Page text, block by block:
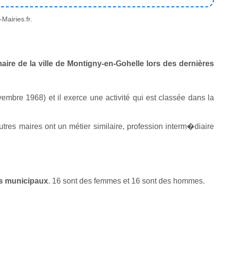
de la ville de Montigny-en-Gohelle lors des dernières
1968) et il exerce une activité qui est classée dans la
maires ont un métier similaire, profession interm�diaire
municipaux. 16 sont des femmes et 16 sont des hommes.